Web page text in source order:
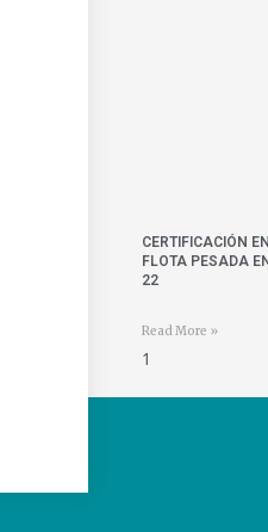
CERTIFICACIÓN
FLOTA PESADA
22
Read More »